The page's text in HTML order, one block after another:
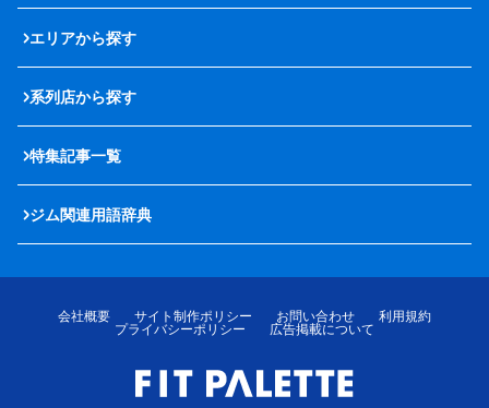
エリアから探す
系列店から探す
特集記事一覧
ジム関連用語辞典
会社概要 サイト制作ポリシー お問い合わせ
利用規約
プライバシーポリシー
広告掲載について